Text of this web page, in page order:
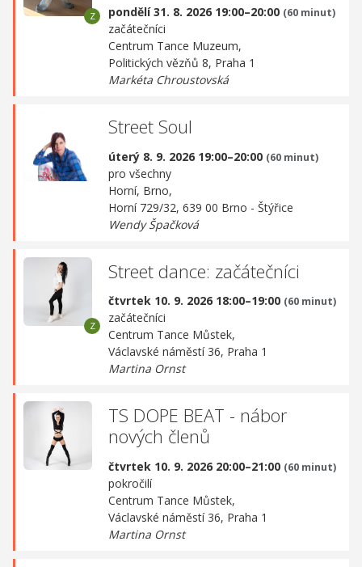
pondělí 31. 8. 2026 19:00–20:00 (60 minut)
začátečníci
Centrum Tance Muzeum,
Politických vězňů 8, Praha 1
Markéta Chroustovská
Street Soul
úterý 8. 9. 2026 19:00–20:00 (60 minut)
pro všechny
Horní, Brno,
Horní 729/32, 639 00 Brno - Štýřice
Wendy Špačková
Street dance: začátečníci
čtvrtek 10. 9. 2026 18:00–19:00 (60 minut)
začátečníci
Centrum Tance Můstek,
Václavské náměstí 36, Praha 1
Martina Ornst
TS DOPE BEAT - nábor
nových členů
čtvrtek 10. 9. 2026 20:00–21:00 (60 minut)
pokročilí
Centrum Tance Můstek,
Václavské náměstí 36, Praha 1
Martina Ornst